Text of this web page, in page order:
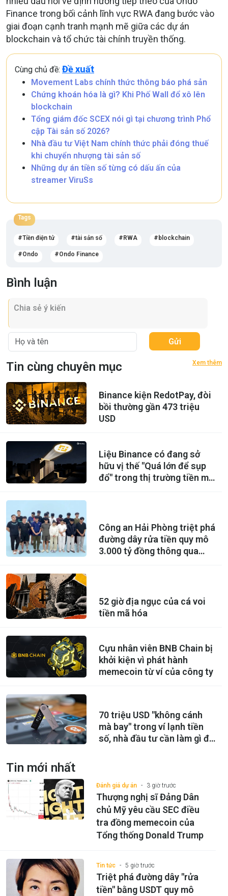
Finance trong bối cảnh lĩnh vực RWA đang bước vào
giai đoạn cạnh tranh mạnh mẽ giữa các dự án
blockchain và tổ chức tài chính truyền thống.
Cùng chủ đề: Đề xuất
Movement Labs chính thức thông báo phá sản
Chứng khoán hóa là gì? Khi Phố Wall đổ xô lên
blockchain
Tổng giám đốc SCEX nói gì tại chương trình Phổ
cập Tài sản số 2026?
Nhà đầu tư Việt Nam chính thức phải đóng thuế
khi chuyển nhượng tài sản số
Những dự án tiền số từng có dấu ấn của
streamer ViruSs
Tags
Tiền điện tử tài sản số RWA blockchain
Ondo Ondo Finance
Bình luận
Gửi
Tin cùng chuyên mục Xem thêm
Binance kiện RedotPay, đòi
bồi thường gần 473 triệu
USD
Liệu Binance có đang sở
hữu vị thế "Quá lớn để sụp
đổ" trong thị trường tiền mã
Công an Hải Phòng triệt phá
đường dây rửa tiền quy mô
3.000 tỷ đồng thông qua
52 giờ địa ngục của cá voi
tiền mã hóa
Cựu nhân viên BNB Chain bị
khởi kiện vì phát hành
memecoin từ ví của công ty
70 triệu USD "không cánh
mà bay" trong ví lạnh tiền
số, nhà đầu tư cần làm gì để
Tin mới nhất
Đánh giá dự án 3 giờ trước
Thượng nghị sĩ Đảng Dân
chủ Mỹ yêu cầu SEC điều
tra đồng memecoin của
Tổng thống Donald Trump
Tin tức 5 giờ trước
Triệt phá đường dây "rửa
tiền" bằng USDT quy mô